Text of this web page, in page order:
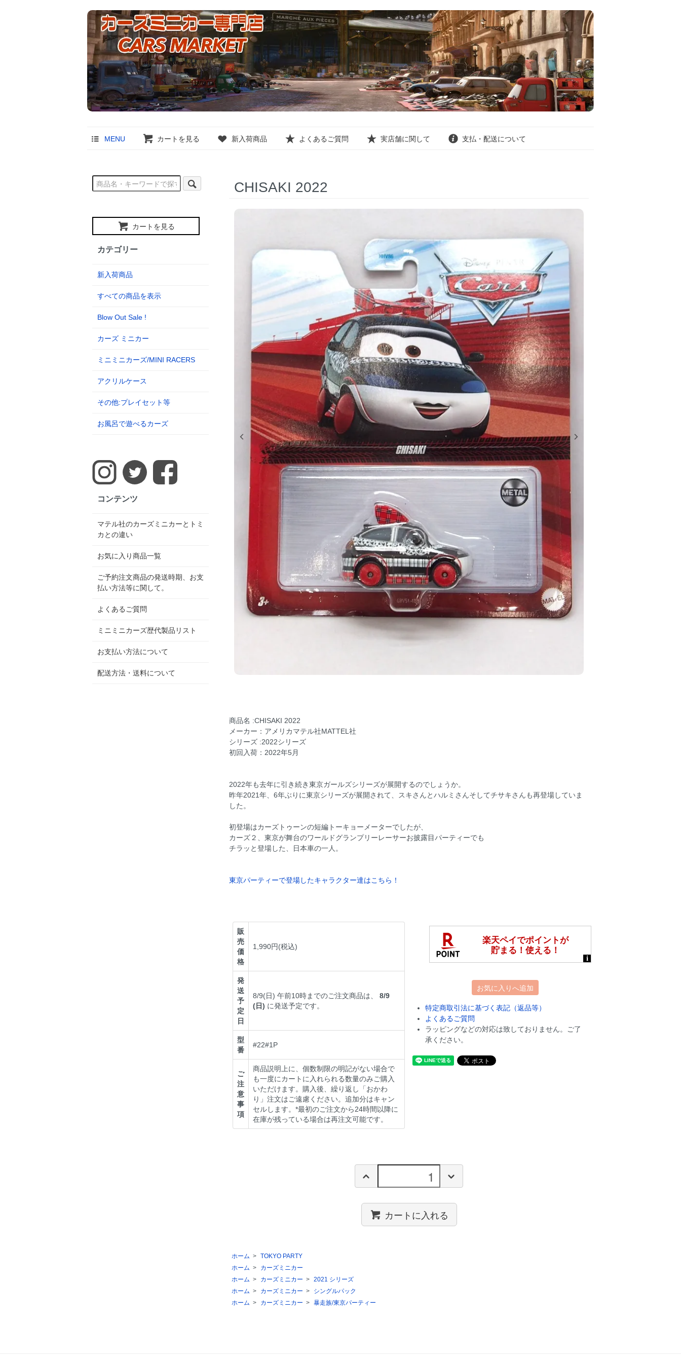
MENU カートを見る 新入荷商品 よくあるご質問 実店舗に関して 支払・配送について
CHISAKI 2022
商品名 :CHISAKI 2022
メーカー：アメリカマテル社MATTEL社
シリーズ :2022シリーズ
初回入荷：2022年5月
2022年も去年に引き続き東京ガールズシリーズが展開するのでしょうか。
昨年2021年、6年ぶりに東京シリーズが展開されて、スキさんとハルミさんそしてチサキさんも再登場していま
した。
初登場はカーズトゥーンの短編トーキョーメーターでしたが、
カーズ２、東京が舞台のワールドグランプリーレーサーお披露目パーティーでも
チラッと登場した、日本車の一人。
東京パーティーで登場したキャラクター達はこちら！
販
売
価
格
1,990円(税込)
発
送
予
定
日
8/9(日) 午前10時までのご注文商品は、8/9
(日) に発送予定です。
型
番
#22#1P
ご
注
意
事
項
商品説明上に、個数制限の明記がない場合で
も一度にカートに入れられる数量のみご購入
いただけます。購入後、繰り返し「おかわ
り」注文はご遠慮ください。追加分はキャン
セルします。*最初のご注文から24時間以降に
在庫が残っている場合は再注文可能です。
お気に入りへ追加
特定商取引法に基づく表記（返品等）
よくあるご質問
ラッピングなどの対応は致しておりません。ご了
承ください。
カートに入れる
ホーム > TOKYO PARTY
ホーム >
カーズミニカー
ホーム > カーズミニカー > 2021 シリーズ
ホーム > カーズミニカー >
シングルパック
ホーム > カーズミニカー > 暴走族/東京パーティー
カートを見る
カテゴリー
新入荷商品
すべての商品を表示
Blow Out Sale !
カーズ ミニカー
ミニミニカーズ/MINI RACERS
アクリルケース
その他:プレイセット等
お風呂で遊べるカーズ
コンテンツ
マテル社のカーズミニカーとトミ
カとの違い
お気に入り商品一覧
ご予約注文商品の発送時期、お支
払い方法等に関して。
よくあるご質問
ミニミニカーズ歴代製品リスト
お支払い方法について
配送方法・送料について